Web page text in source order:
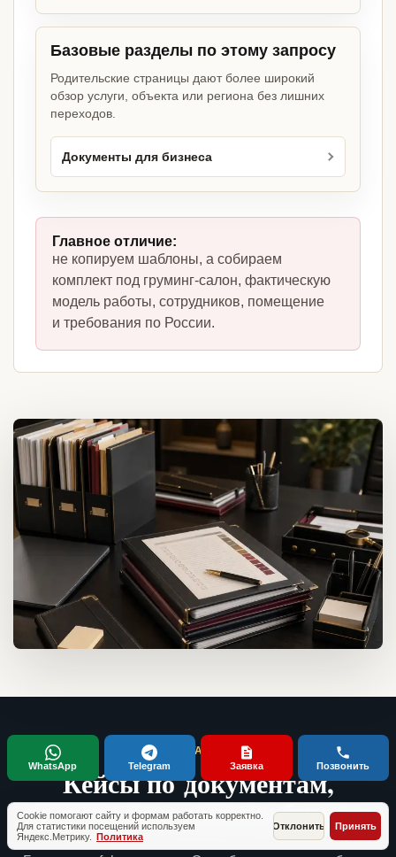
Базовые разделы по этому запросу
Родительские страницы дают более широкий
обзор услуги, объекта или региона без лишних
переходов.
Документы для бизнеса
Главное отличие:
не копируем шаблоны, а собираем
комплект под груминг-салон, фактическую
модель работы, сотрудников, помещение
и требования по России.
ТИПОВЫЕ СИТУАЦИИ КЛИЕНТОВ
Кейсы по документам,
проверкам и запуску бизнеса
Cookie помогают сайту и формам работать корректно.
Для статистики посещений используем
Яндекс.Метрику. Политика
Отклонить Принять
WhatsApp Telegram Заявка Позвонить